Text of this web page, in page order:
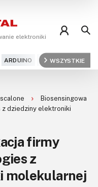
elektroniki
ARDUINO ARM AUDIO
WSZYSTKIE
Biosensingowa
dziedziny elektroniki
firmy
z
molekularnej